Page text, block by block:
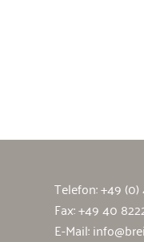
Telefon:+49
Fax: +49 40
E-Mail: